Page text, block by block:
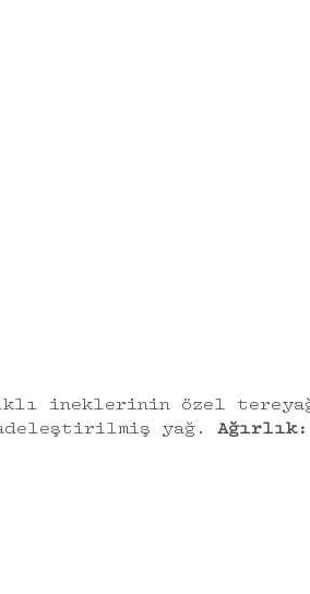
ineklerinin özel
yağ.
Ağırlık: